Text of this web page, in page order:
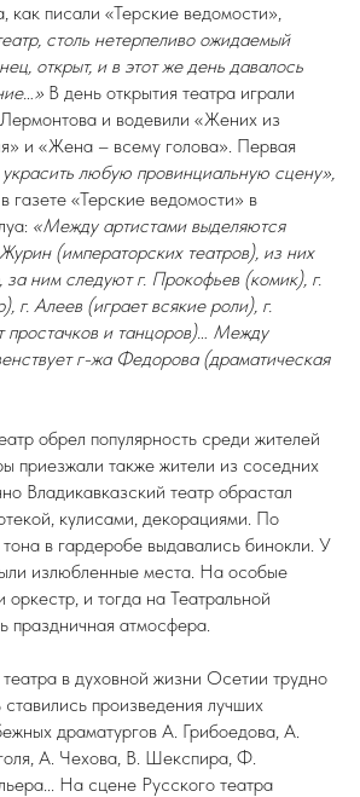
как писали «Терские ведомости»,
столь нетерпеливо ожидаемый
открыт, и в этот же день давалось
В день открытия театра играли
и водевили «Жених из
и «Жена – всему голова». Первая
любую провинциальную сцену»,
газете «Терские ведомости» в
«Между артистами выделяются
(императорских театров), из них
ним следуют г. Прокофьев (комик), г.
г. Алеев (играет всякие роли), г.
простачков и танцоров)… Между
г-жа Федорова (драматическая
обрел популярность среди жителей
приезжали также жители из соседних
Владикавказский театр обрастал
кулисами, декорациями. По
в гардеробе выдавались бинокли. У
излюбленные места. На особые
оркестр, и тогда на Театральной
праздничная атмосфера.
в духовной жизни Осетии трудно
произведения лучших
драматургов А. Грибоедова, А.
А. Чехова, В. Шекспира, Ф.
На сцене Русского театра